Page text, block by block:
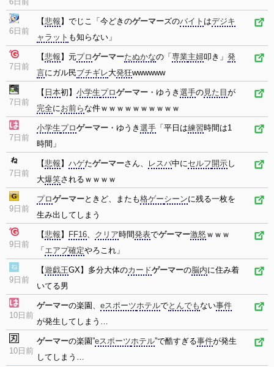
6日前
【悲報 】でじこ「今どきのゲーマーズのバイト はデジキ
ャラット も知らない」
7日前
【悲報 】元プロゲーマーたぬかなの「 専業主婦叩き」 発
言にガル民ブチギレ大発狂wwwwww
7日前
【 日本初】 小学生プロゲーマー ・ゆうき 選手の見た目 が
完全にお前らな件ｗｗｗｗｗｗｗｗｗｗ
7日前
小学生プロゲーマー ・ゆうき 選手 「平日は練習時間は1
時間」
7日前
【悲報 】 ハゲたゲーマーさん、 レスバ中にセルフ開示し
大爆笑されるｗｗｗｗ
9日前
プロゲーマーときど、またも格ゲーシーンに残る一枚を
生み出してしまう
9日前
【悲報 】 FF16、 クリア時間発表でゲーマー激怒 ｗｗｗ
「 エアプ確定やろこれ」
9日前
【遊戯王GX】多分大体のカードゲーマーの脳内に住み着
いてる男
10日前
ゲーマーの楽園、 eスポーツホテルでとんでもない事件
が発生してしまう…
10日前
ゲーマーの楽園”eスポーツホテル”で酷すぎる事件が発生
してしまう…